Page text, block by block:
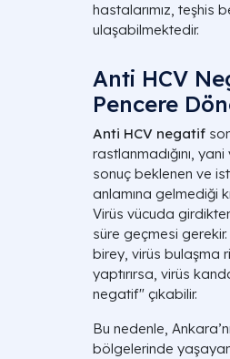
hastalarımız, teşhis
ulaşabilmektedir.
Anti HCV
Pencere
Anti HCV negatif
rastlanmadığını,
sonuç beklenen ve
anlamına gelmediği
Virüs vücuda
süre geçmesi
birey, virüs bulaşma
yaptırırsa, virüs
negatif" çıkabilir.
Bu nedenle,
bölgelerinde